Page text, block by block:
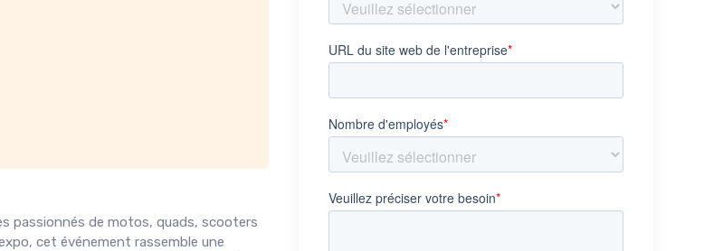
passionnés de motos, quads, scooters
cet événement rassemble une